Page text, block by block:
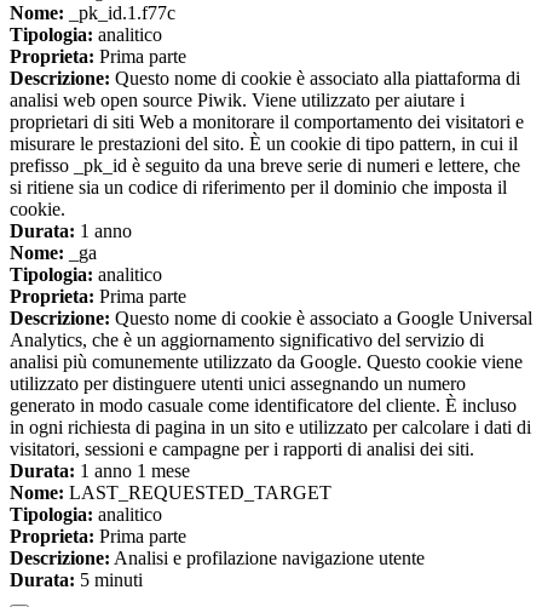
Nome: _pk_id.1.f77c
Tipologia: analitico
Proprieta: Prima parte
Descrizione: Questo nome di cookie è associato alla piattaforma di
analisi web open source Piwik. Viene utilizzato per aiutare i
proprietari di siti Web a monitorare il comportamento dei visitatori e
misurare le prestazioni del sito. È un cookie di tipo pattern, in cui il
prefisso _pk_id è seguito da una breve serie di numeri e lettere, che
si ritiene sia un codice di riferimento per il dominio che imposta il
cookie.
Durata: 1 anno
Nome: _ga
Tipologia: analitico
Proprieta: Prima parte
Descrizione: Questo nome di cookie è associato a Google Universal
Analytics, che è un aggiornamento significativo del servizio di
analisi più comunemente utilizzato da Google. Questo cookie viene
utilizzato per distinguere utenti unici assegnando un numero
generato in modo casuale come identificatore del cliente. È incluso
in ogni richiesta di pagina in un sito e utilizzato per calcolare i dati di
visitatori, sessioni e campagne per i rapporti di analisi dei siti.
Durata: 1 anno 1 mese
Nome: LAST_REQUESTED_TARGET
Tipologia: analitico
Proprieta: Prima parte
Descrizione: Analisi e profilazione navigazione utente
Durata: 5 minuti